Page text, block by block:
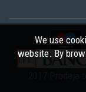
We use
website. By